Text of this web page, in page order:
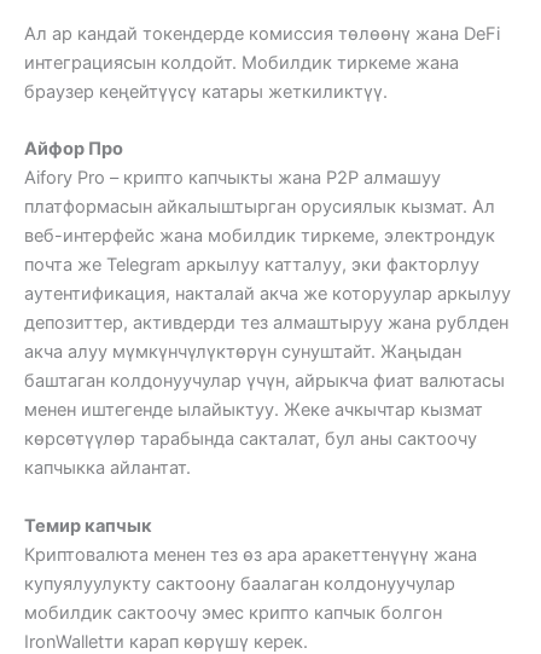
Ал ар кандай токендерде комиссия төлөөнү жана DeFi
интеграциясын колдойт. Мобилдик тиркеме жана
браузер кеңейтүүсү катары жеткиликтүү.
Айфор Про
Aifory Pro – крипто капчыкты жана P2P алмашуу
платформасын айкалыштырган орусиялык кызмат. Ал
веб-интерфейс жана мобилдик тиркеме, электрондук
почта же Telegram аркылуу катталуу, эки факторлуу
аутентификация, накталай акча же которуулар аркылуу
депозиттер, активдерди тез алмаштыруу жана рублден
акча алуу мүмкүнчүлүктөрүн сунуштайт. Жаңыдан
баштаган колдонуучулар үчүн, айрыкча фиат валютасы
менен иштегенде ылайыктуу. Жеке ачкычтар кызмат
көрсөтүүлөр тарабында сакталат, бул аны сактоочу
капчыкка айлантат.
Темир капчык
Криптовалюта менен тез өз ара аракеттенүүнү жана
купуялуулукту сактоону баалаган колдонуучулар
мобилдик сактоочу эмес крипто капчык болгон
IronWalletти карап көрүшү керек.